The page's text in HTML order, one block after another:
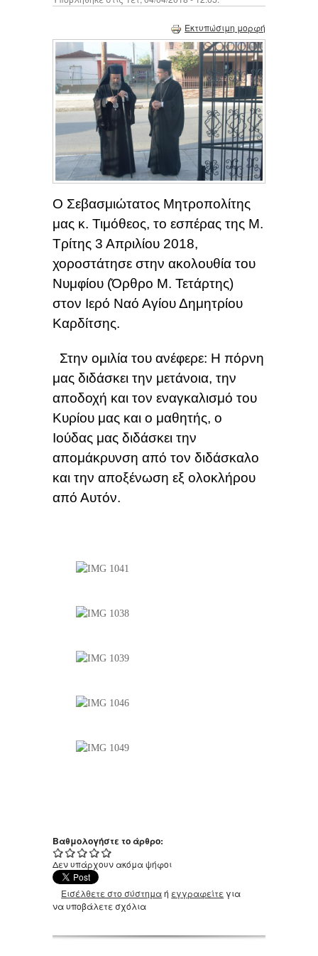
Εκτυπώσιμη μορφή
Ο Σεβασμιώτατος Μητροπολίτης
μας κ. Τιμόθεος, το εσπέρας της Μ.
Τρίτης 3 Απριλίου 2018,
χοροστάτησε στην ακολουθία του
Νυμφίου (Όρθρο Μ. Τετάρτης)
στον Ιερό Ναό Αγίου Δημητρίου
Καρδίτσης.
Στην ομιλία του ανέφερε: Η πόρνη
μας διδάσκει την μετάνοια, την
αποδοχή και τον εναγκαλισμό του
Κυρίου μας και ο μαθητής, ο
Ιούδας μας διδάσκει την
απομάκρυνση από τον διδάσκαλο
και την αποξένωση εξ ολοκλήρου
από Αυτόν.
Βαθμολογήστε το άρθρο:
Δεν υπάρχουν ακόμα ψήφοι
Εισέλθετε στο σύστημαή εγγραφείτε για
να υποβάλετε σχόλια